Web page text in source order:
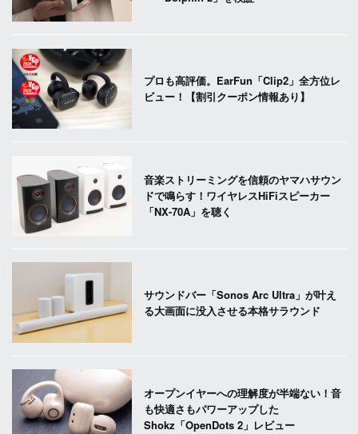
プロも高評価。EarFun「Clip2」全方位レ
ビュー！【割引クーポン情報あり】
音楽ストリーミングを信頼のヤマハサウン
ドで鳴らす！ワイヤレスHiFiスピーカー
「NX-70A」を聴く
サウンドバー「Sonos Arc Ultra」が叶え
る大画面に没入させる本格サラウンド
オープンイヤーへの理解度が半端ない！音
も快適さもパワーアップした
Shokz「OpenDots 2」レビュー